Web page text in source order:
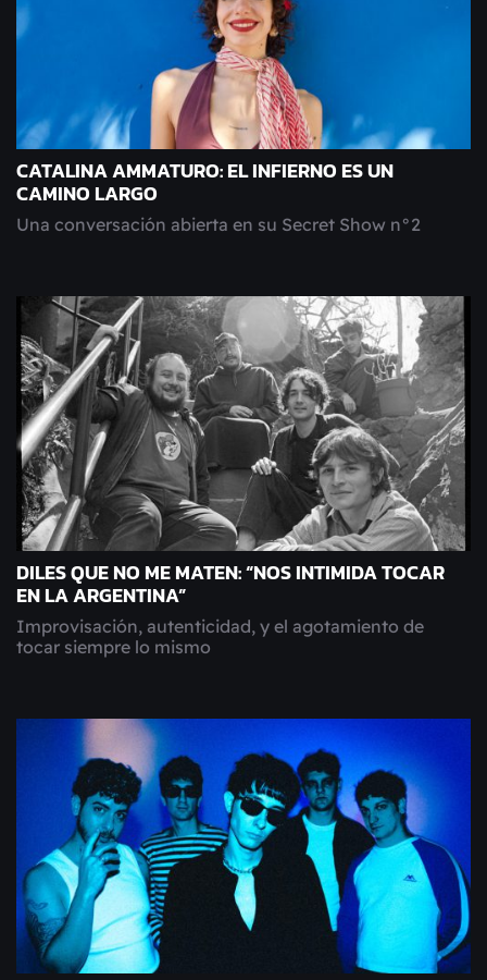
CATALINA AMMATURO: EL INFIERNO ES UN
CAMINO LARGO
Una conversación abierta en su Secret Show n°2
DILES QUE NO ME MATEN: “NOS INTIMIDA TOCAR
EN LA ARGENTINA”
Improvisación, autenticidad, y el agotamiento de
tocar siempre lo mismo